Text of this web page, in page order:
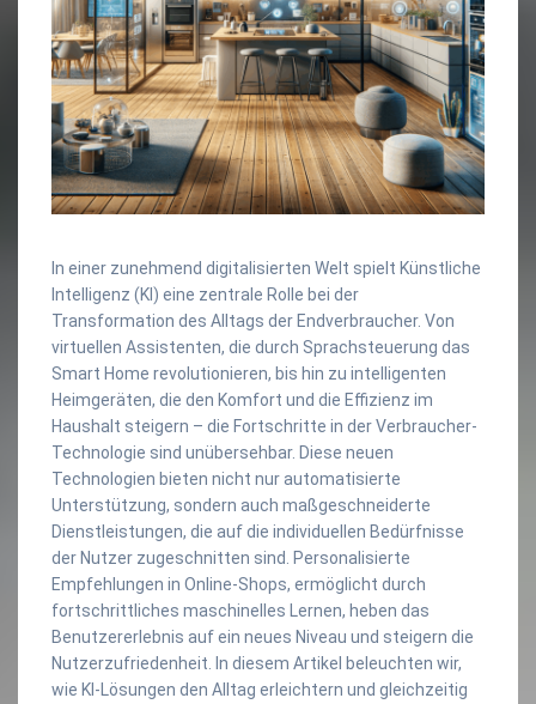
In einer zunehmend digitalisierten Welt spielt Künstliche
Intelligenz (KI) eine zentrale Rolle bei der
Transformation des Alltags der Endverbraucher. Von
virtuellen Assistenten, die durch Sprachsteuerung das
Smart Home revolutionieren, bis hin zu intelligenten
Heimgeräten, die den Komfort und die Effizienz im
Haushalt steigern – die Fortschritte in der Verbraucher-
Technologie sind unübersehbar. Diese neuen
Technologien bieten nicht nur automatisierte
Unterstützung, sondern auch maßgeschneiderte
Dienstleistungen, die auf die individuellen Bedürfnisse
der Nutzer zugeschnitten sind. Personalisierte
Empfehlungen in Online-Shops, ermöglicht durch
fortschrittliches maschinelles Lernen, heben das
Benutzererlebnis auf ein neues Niveau und steigern die
Nutzerzufriedenheit. In diesem Artikel beleuchten wir,
wie KI-Lösungen den Alltag erleichtern und gleichzeitig